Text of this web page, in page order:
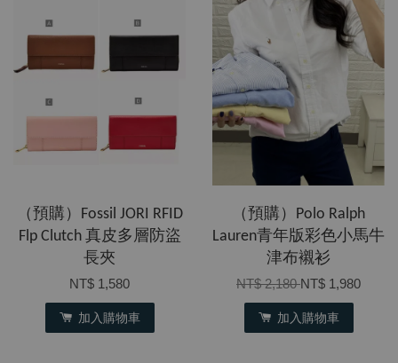
（預購）Fossil JORI RFID
Flp Clutch 真皮多層防盜
長夾
NT$ 1,580
加入購物車
（預購）Polo Ralph
Lauren青年版彩色小馬牛
津布襯衫
NT$ 2,180NT$ 1,980
加入購物車